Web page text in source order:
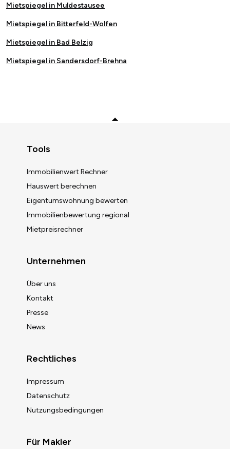
Mietspiegel in Muldestausee
Mietspiegel in Bitterfeld-Wolfen
Mietspiegel in Bad Belzig
Mietspiegel in Sandersdorf-Brehna
Tools
Immobilienwert Rechner
Hauswert berechnen
Eigentumswohnung bewerten
Immobilienbewertung regional
Mietpreisrechner
Unternehmen
Über uns
Kontakt
Presse
News
Rechtliches
Impressum
Datenschutz
Nutzungsbedingungen
Für Makler